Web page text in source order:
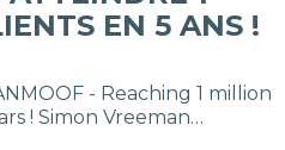
EN 5 ANS !
- Reaching 1 million
! Simon Vreeman…